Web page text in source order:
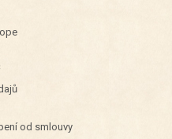
od smlouvy